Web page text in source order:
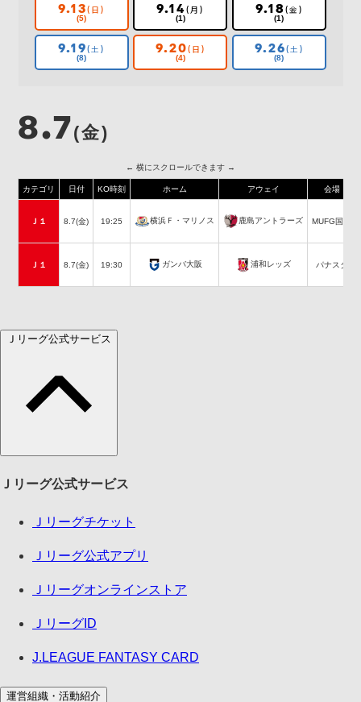
9.13(日)
(5)
9.14(月)
(1)
9.18(金)
(1)
9.19(土)
(8)
9.20(日)
(4)
9.26(土)
(8)
8.7(金)
← 横にスクロールできます →
カテゴリ 日付 KO時刻 ホーム アウェイ 会場
Ｊ１ 8.7(金) 19:25 横浜Ｆ・マリノス 鹿島アントラーズ MUFG国立
Ｊ１ 8.7(金) 19:30 ガンバ大阪 浦和レッズ パナスタ